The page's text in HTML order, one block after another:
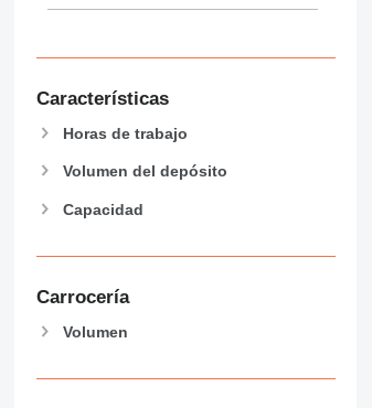
Características
Horas de trabajo
Volumen del depósito
Capacidad
Carrocería
Volumen